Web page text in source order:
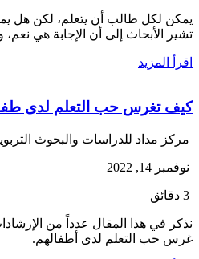
يمكن لكل طالب أن يتعلم، لكن هل
تشير الأبحاث إلى أن الإجابة هي نعم،
اقرأ المزيد
كيف تغرس حب التعلم لدى
مركز مداد للدراسات والبحوث
نوفمبر 14, 2022
نذكر في هذا المقال عدداً من
غرس حب التعلم لدى أطفالهم.